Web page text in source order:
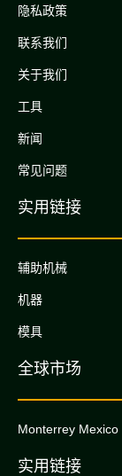
隐私政策
联系我们
关于我们
工具
新闻
常见问题
实用链接
辅助机械
机器
模具
全球市场
Monterrey Mexico
实用链接